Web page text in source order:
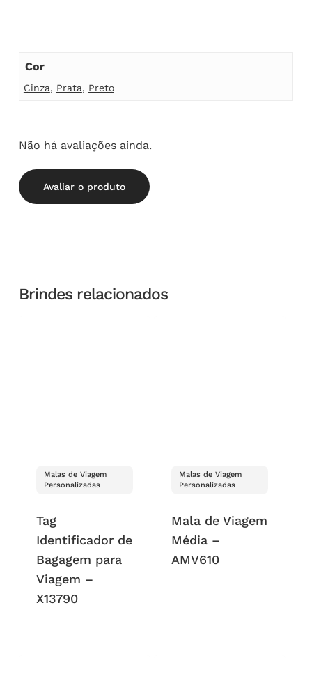
Cor
Cinza, Prata, Preto
Não há avaliações ainda.
Avaliar o produto
Brindes relacionados
Malas de Viagem
Personalizadas
Tag
Identificador de
Bagagem para
Viagem –
X13790
Malas de Viagem
Personalizadas
Mala de Viagem
Média –
AMV610